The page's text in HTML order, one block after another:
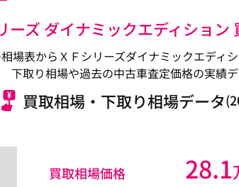
ーズ ダイナミックエディショ
場表からＸＦシリーズダイナミックエディ
下取り相場や過去の中古車査定価格の実績
買取相場・下取り相場データ
買取相場価格 28.1